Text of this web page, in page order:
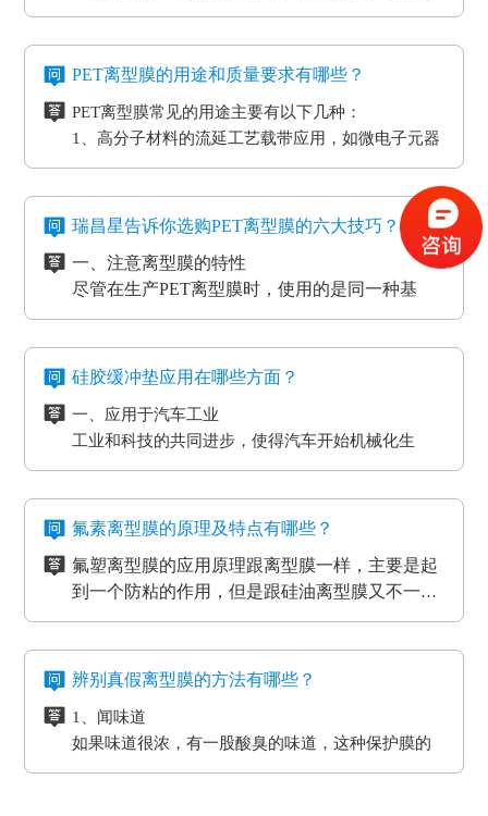
型膜应用分成两类：模切制造行业的应用和石墨制
具备离型力匀称平稳、等特点，还可以按客户标准
氟素离型膜别称氟塑离型膜。这类离型膜是由表层
性。相对于硅胶带，具备优质的剥离特性。氟素离
型膜主要是应用于高温胶带、金手指复合模切加工
工艺。
三、非硅离型膜是干什么用的？
非硅离型膜的适用范围有热溶胶、HC的转印纸、微
粘胶以及微粘胶保护膜生产加工用离型膜。除此之
外，因其剥离力较重，在生产加工极其细微的构件
时，能够 具有很好的避免 离型膜挪动或掉下来的功
四、防静电离型膜是干什么用的？
在信息时代，电磁波会对没经屏蔽掉的敏感度电子
元器件、线路板、通讯设备等会产生不一样程度上
的影响，导致数据信息失真、通讯混乱。而电流的
磁效应和磨擦产生的静电感应对各种各样敏感元
电积累产生髙压放电，其严重后果将是毁灭性的，
因此防静电离型膜也很重要。
PET离型膜的用途和质量要求有哪些？
PET离型膜常见的用途主要有以下几种：
1、高分子材料的流延工艺载带应用，如微电子元器
件
3、各种多层印刷线路板行业的层压工艺应用
5、PCB/PCL应用
6、光电模切冲型行业应用
PET离型膜的质量要求也不一样：
如普通模切冲型对PET离型膜的要求是厚度均匀剥离
力稳定。
要求。
高分子材料在耐温性的同时还要考虑到耐化学试剂
应等。
瑞昌星告诉你选购PET离型膜的六大技巧？
一、注意离型膜的特性
尽管在生产PET离型膜时，使用的是同一种基
材，但是使用不一样的离型剂，就会得到不一样
重。
尽管每个品牌的离型膜在价格上都会有一些差
所以要想得到物美价廉的离型膜，就要对多个品
牌的产品进行比较，在材质、工艺、质量等方面
都相同的情况下选择性价比最高的离型膜。
三、看使用情况
购买离型膜的目的是为了发挥其性能，满足使用
需求。质量再好的离型膜若使用在不正确的地
方，其性能也不能得到更好的发挥。
四、看生产厂家
一般品牌大、评价高的正规PET离型膜生产厂家
而且生产规模也比较大，因而具有一定的基础
性、技术性和规模性。
五、看产品价格
不同品牌、不同厂家的PET离型膜在其价格上都
会有些差异，而且国内的与进口的离型膜在其价
格上也会有很大的差异。
六、注意离型膜的使用范围
企业选购离型膜的主要目的就是为了满足产品的
生产需要，所以一定要根据离型膜的使用范围来
进行选择，要确保能够符合企业产品的生产要
硅胶缓冲垫应用在哪些方面？
一、应用于汽车工业
工业和科技的共同进步，使得汽车开始机械化生
产。在汽车工厂当中，数条流水线之间分布着许许
摩擦和损耗，所以经常会在机器的连接处使用缓冲
机器，减小损耗。
物流装卸货的过程中会格外重视运输货物的完整
能导致物品损坏。而目前市场上最受欢迎的缓冲垫
具有弹性好、质地紧密、耐高温以及抗冲力强的特
点，用在物流装卸平台上可以起到保护货物的作
用。
三、应用于热压机强化过程
想让地板、木门和家具更耐用，就需要使用热压机
强化。而在这个过程中也需要缓冲垫。缓冲垫会装
在模板和热压板之间，起到均匀传递热压板工作温
度和工作压力的作用。而且使用缓冲垫还可以使纸
的效果。另外硅胶缓冲垫还可以保护模板、弥补压
板误差保证热压机的正常工作。
氟素离型膜的原理及特点有哪些？
氟塑离型膜的应用原理跟离型膜一样，主要是起
到一个防粘的作用，但是跟硅油离型膜又不一
样，氟在氟塑离型膜里面是以一种氟化物的形式
在耐高温胶带的基材分很多种（PET,聚酰亚胺）
硅胶的胶水跟硅油离型膜同属矽利康的类别，时
间长了会产生各方面的反应就是贴死。
氟塑离型膜主要应用于高温胶，硅胶双面胶贴
等；模切加工成其它任何形状，用于一些特殊用
氟素离型膜的特点：
耐湿性，防潮、防油，起到产品的隔离作用。
二、良好的耐高温性能、平滑度和强度。
三、氟塑离型膜可以防止预浸料粘连，又可以保
辨别真假离型膜的方法有哪些？
1、闻味道
如果味道很浓，有一股酸臭的味道，这种保护膜的
保持力非常差。